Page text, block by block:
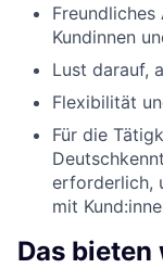
Kundinnen
Lust darauf,
Flexibilität
Für die
erforderlich,
mit
Das bieten